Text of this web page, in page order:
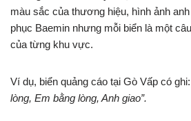
màu sắc của thương hiệu, hình ảnh
phục Baemin nhưng mỗi biển là một
của từng khu vực.
Ví dụ, biển quảng cáo tại Gò Vấp có ghi:
lòng, Em bằng lòng, Anh giao”.